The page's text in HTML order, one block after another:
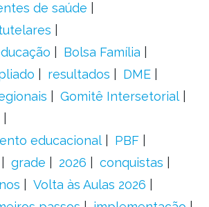
de saúde
Bolsa Família
resultados
DME
Gomitê Intersetorial
educacional
PBF
grade 2026
conquistas
Volta às Aulas 2026